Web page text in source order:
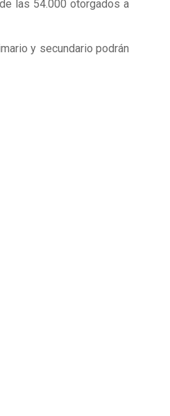
las 54.000 otorgados a
y secundario podrán